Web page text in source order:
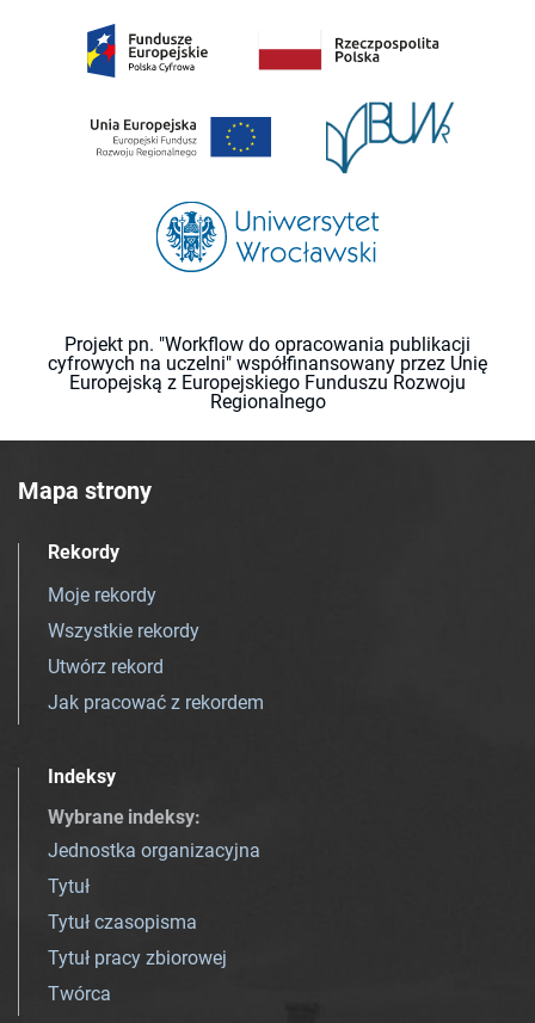
Projekt pn. "Workflow do opracowania publikacji
cyfrowych na uczelni" współfinansowany przez Unię
Europejską z Europejskiego Funduszu Rozwoju
Regionalnego
Mapa strony
Rekordy
Moje rekordy
Wszystkie rekordy
Utwórz rekord
Jak pracować z rekordem
Indeksy
Wybrane indeksy:
Jednostka organizacyjna
Tytuł
Tytuł czasopisma
Tytuł pracy zbiorowej
Twórca